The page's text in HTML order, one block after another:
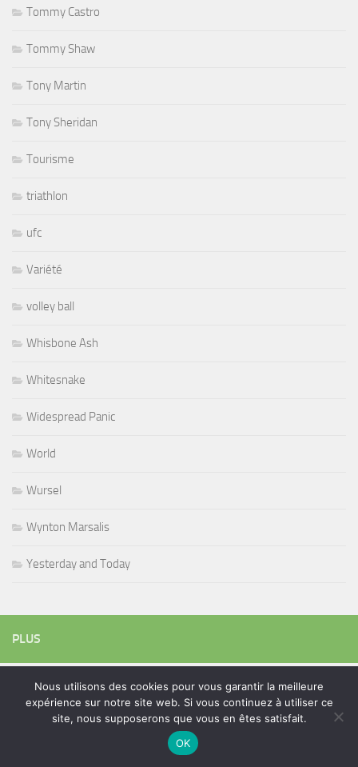
Tommy Castro
Tommy Shaw
Tony Martin
Tony Sheridan
Tourisme
triathlon
ufc
Variété
volley ball
Whisbone Ash
Whitesnake
Widespread Panic
World
Wursel
Wynton Marsalis
Yesterday and Today
PLUS
Rechercher :
Nous utilisons des cookies pour vous garantir la meilleure
expérience sur notre site web. Si vous continuez à utiliser ce
site, nous supposerons que vous en êtes satisfait.
OK